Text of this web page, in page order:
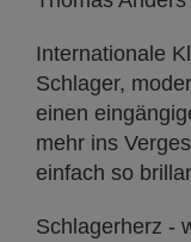
Internationale
Schlager,
einen
mehr ins
einfach so
Schlagerherz -